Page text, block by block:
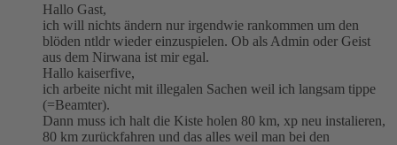
Hallo Gast,
ich will nichts ändern nur irgendwie rankommen um den
blöden ntldr wieder einzuspielen. Ob als Admin oder Geist
aus dem Nirwana ist mir egal.
Hallo kaiserfive,
ich arbeite nicht mit illegalen Sachen weil ich langsam tippe
(=Beamter).
Dann muss ich halt die Kiste holen 80 km, xp neu instalieren,
80 km zurückfahren und das alles weil man bei den